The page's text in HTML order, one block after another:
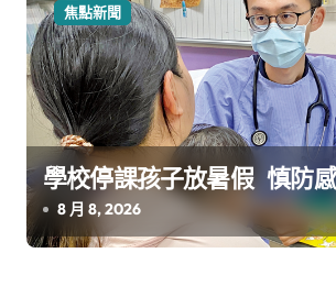
焦點新聞
學校停課孩子放暑假 慎防
8 月 8, 2026